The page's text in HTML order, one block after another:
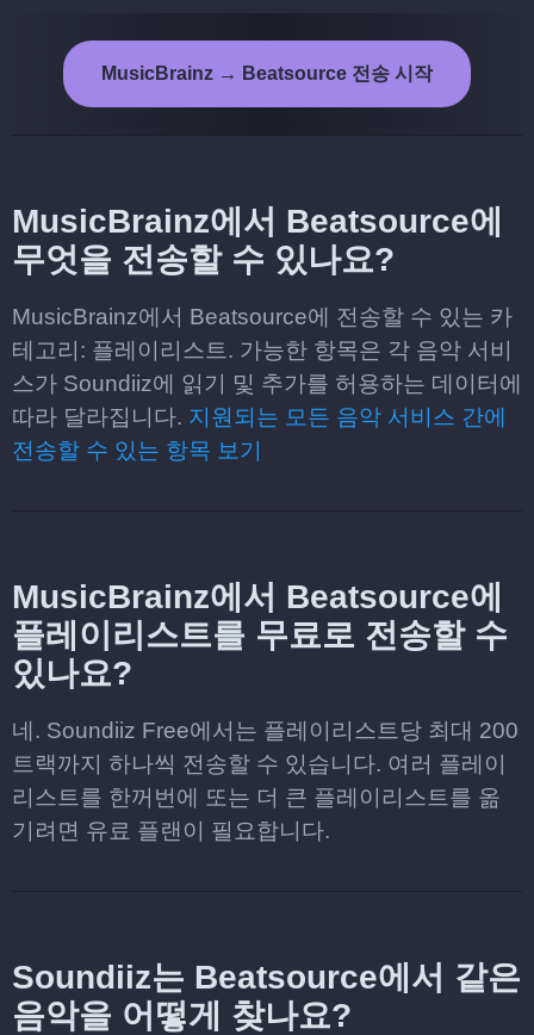
MusicBrainz → Beatsource 전송 시작
MusicBrainz에서 Beatsource에
무엇을 전송할 수 있나요?
MusicBrainz에서 Beatsource에 전송할 수 있는 카
테고리: 플레이리스트. 가능한 항목은 각 음악 서비
스가 Soundiiz에 읽기 및 추가를 허용하는 데이터에
따라 달라집니다. 지원되는 모든 음악 서비스 간에
전송할 수 있는 항목 보기
MusicBrainz에서 Beatsource에
플레이리스트를 무료로 전송할 수
있나요?
네. Soundiiz Free에서는 플레이리스트당 최대 200
트랙까지 하나씩 전송할 수 있습니다. 여러 플레이
리스트를 한꺼번에 또는 더 큰 플레이리스트를 옮
기려면 유료 플랜이 필요합니다.
Soundiiz는 Beatsource에서 같은
음악을 어떻게 찾나요?